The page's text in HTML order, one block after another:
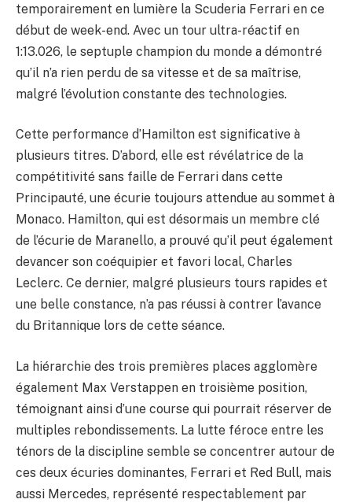
temporairement en lumière la Scuderia Ferrari en ce
début de week-end. Avec un tour ultra-réactif en
1:13.026, le septuple champion du monde a démontré
qu’il n’a rien perdu de sa vitesse et de sa maîtrise,
malgré l’évolution constante des technologies.
Cette performance d’Hamilton est significative à
plusieurs titres. D’abord, elle est révélatrice de la
compétitivité sans faille de Ferrari dans cette
Principauté, une écurie toujours attendue au sommet à
Monaco. Hamilton, qui est désormais un membre clé
de l’écurie de Maranello, a prouvé qu’il peut également
devancer son coéquipier et favori local, Charles
Leclerc. Ce dernier, malgré plusieurs tours rapides et
une belle constance, n’a pas réussi à contrer l’avance
du Britannique lors de cette séance.
La hiérarchie des trois premières places agglomère
également Max Verstappen en troisième position,
témoignant ainsi d’une course qui pourrait réserver de
multiples rebondissements. La lutte féroce entre les
ténors de la discipline semble se concentrer autour de
ces deux écuries dominantes, Ferrari et Red Bull, mais
aussi Mercedes, représenté respectablement par